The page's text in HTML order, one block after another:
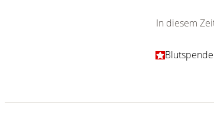
In diesem
Kategorien
Blutspende